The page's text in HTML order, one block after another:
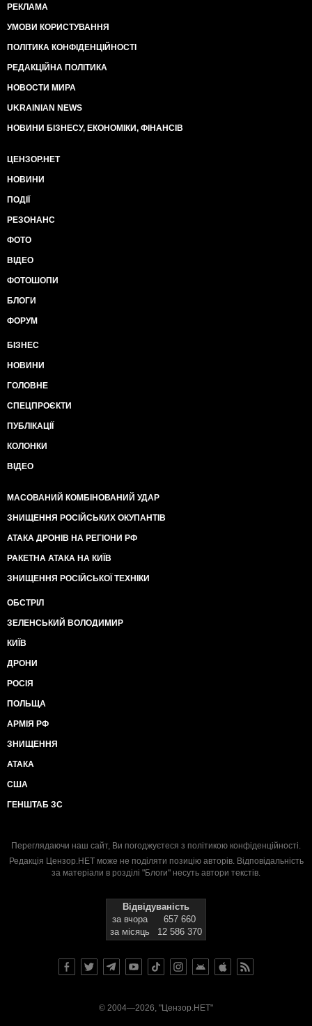
РЕКЛАМА
УМОВИ КОРИСТУВАННЯ
ПОЛІТИКА КОНФІДЕНЦІЙНОСТІ
РЕДАКЦІЙНА ПОЛІТИКА
НОВОСТИ МИРА
UKRAINIAN NEWS
НОВИНИ БІЗНЕСУ, ЕКОНОМІКИ, ФІНАНСІВ
ЦЕНЗОР.НЕТ
НОВИНИ
ПОДІЇ
РЕЗОНАНС
ФОТО
ВІДЕО
ФОТОШОПИ
БЛОГИ
ФОРУМ
БІЗНЕС
НОВИНИ
ГОЛОВНЕ
СПЕЦПРОЄКТИ
ПУБЛІКАЦІЇ
КОЛОНКИ
ВІДЕО
МАСОВАНИЙ КОМБІНОВАНИЙ УДАР
ЗНИЩЕННЯ РОСІЙСЬКИХ ОКУПАНТІВ
АТАКА ДРОНІВ НА РЕГІОНИ РФ
РАКЕТНА АТАКА НА КИЇВ
ЗНИЩЕННЯ РОСІЙСЬКОЇ ТЕХНІКИ
ОБСТРІЛ
ЗЕЛЕНСЬКИЙ ВОЛОДИМИР
КИЇВ
ДРОНИ
РОСІЯ
ПОЛЬЩА
АРМІЯ РФ
ЗНИЩЕННЯ
АТАКА
США
ГЕНШТАБ ЗС
Переглядаючи наш сайт, Ви погоджуєтеся з політикою конфіденційності.
Редакція Цензор.НЕТ може не поділяти позицію авторів. Відповідальність
за матеріали в розділі "Блоги" несуть автори текстів.
Відвідуваність
за вчора
657 660
за місяць
12 586 370
© 2004—2026, "Цензор.НЕТ"